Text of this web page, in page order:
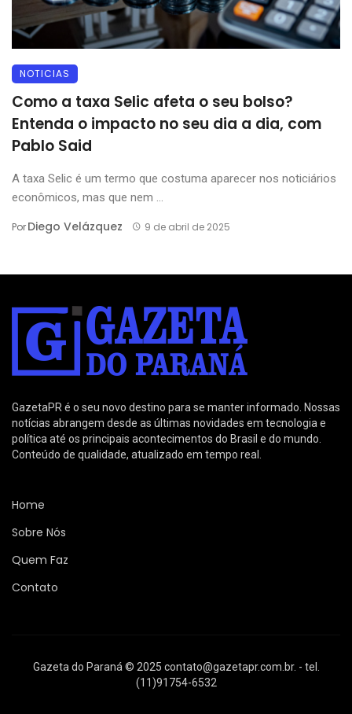
NOTICIAS
Como a taxa Selic afeta o seu bolso?
Entenda o impacto no seu dia a dia, com
Pablo Said
A taxa Selic é um termo que costuma aparecer nos noticiários
econômicos, mas que nem ...
PorDiego Velázquez 9 de abril de 2025
GazetaPR é o seu novo destino para se manter informado. Nossas
notícias abrangem desde as últimas novidades em tecnologia e
política até os principais acontecimentos do Brasil e do mundo.
Conteúdo de qualidade, atualizado em tempo real.
Home
Sobre Nós
Quem Faz
Contato
Gazeta do Paraná © 2025 contato@gazetapr.com.br. - tel.
(11)91754-6532